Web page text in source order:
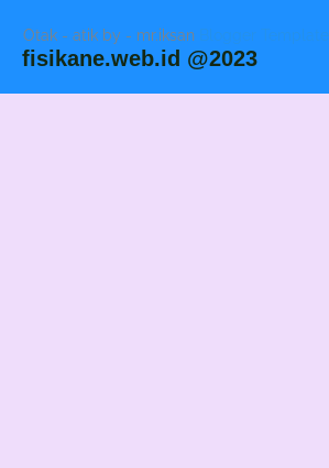
Otak - atik by - mr.iksan Blogger Templates
fisikane.web.id @2023